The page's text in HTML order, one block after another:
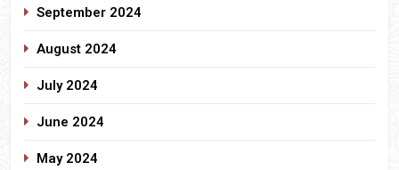
September 2024
August 2024
July 2024
June 2024
May 2024